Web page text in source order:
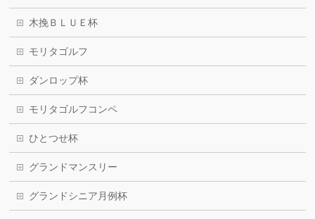
木挽ＢＬＵＥ杯
モリタゴルフ
ダンロップ杯
モリタゴルフコンペ
ひとつせ杯
グランドマンスリー
グランドシニア月例杯